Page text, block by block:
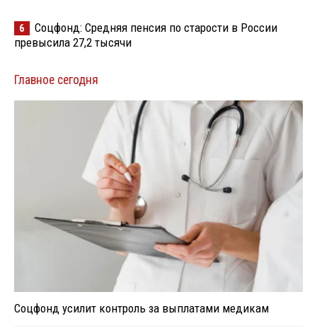
6
Соцфонд: Средняя пенсия по старости в России
превысила 27,2 тысячи
Главное сегодня
Соцфонд усилит контроль за выплатами медикам